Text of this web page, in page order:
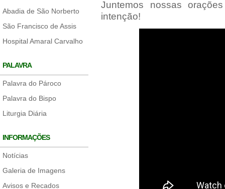
Abadia de São Norberto
São Francisco de Assis
Hospital Amaral Carvalho
PALAVRA
Palavra do Pároco
Palavra do Bispo
Liturgia Diária
INFORMAÇÕES
Notícias
Galeria de Imagens
Avisos e Recados
Juntemos nossas
intenção!